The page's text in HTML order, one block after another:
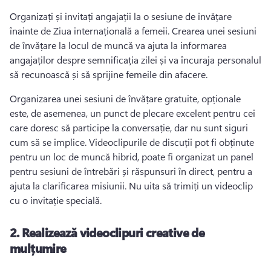
Organizați și invitați angajații la o sesiune de învățare
înainte de Ziua internațională a femeii. Crearea unei sesiuni
de învățare la locul de muncă va ajuta la informarea
angajaților despre semnificația zilei și va încuraja personalul
să recunoască și să sprijine femeile din afacere.
Organizarea unei sesiuni de învățare gratuite, opționale
este, de asemenea, un punct de plecare excelent pentru cei
care doresc să participe la conversație, dar nu sunt siguri
cum să se implice. Videoclipurile de discuții pot fi obținute
pentru un loc de muncă hibrid, poate fi organizat un panel
pentru sesiuni de întrebări și răspunsuri în direct, pentru a
ajuta la clarificarea misiunii. Nu uita să trimiți un videoclip
cu o invitație specială.
2.Realizează videoclipuri creative de
mulțumire